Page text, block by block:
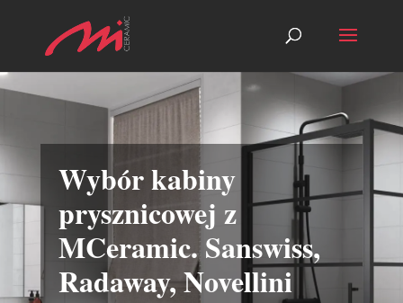
Wybór kabiny
prysznicowej z
MCeramic. Sanswiss,
Radaway, Novellini